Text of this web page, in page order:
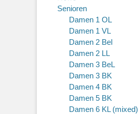
Senioren
Damen 1 OL
Damen 1 VL
Damen 2 Bel
Damen 2 LL
Damen 3 BeL
Damen 3 BK
Damen 4 BK
Damen 5 BK
Damen 6 KL (mixed)